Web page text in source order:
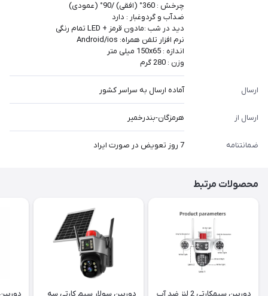
چرخش : 360° (افقی) /90° (عمودی)
ضدآب و گردوغبار : دارد
دید در شب :مادون قرمز + LED تمام رنگی
نرم افزار تلفن همراه: Android/ios
اندازه : 150x65 میلی متر
وزن : 280 گرم
ارسال آماده ارسال به سراسر کشور
ارسال از هرمزگان-بندرخمیر
ضمانتنامه 7 روز تعویض در صورت ایراد
محصولات مرتبط
دوربین سیمکارتی 2 لنز ضد آب
دوربین سولار سیم کارتی سه